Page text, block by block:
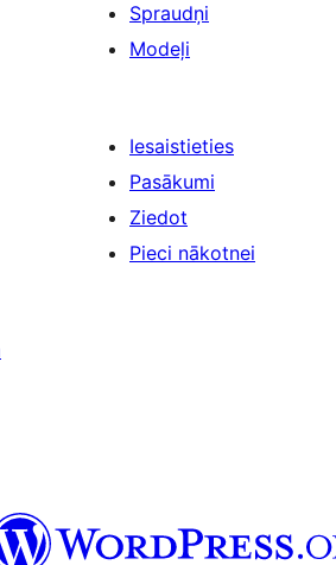
Spraudņi
Modeļi
Iesaistieties
Pasākumi
Ziedot
Pieci nākotnei